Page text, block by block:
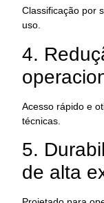
Classificação por
uso.
4.
Acesso rápido e
técnicas.
5.
de alta